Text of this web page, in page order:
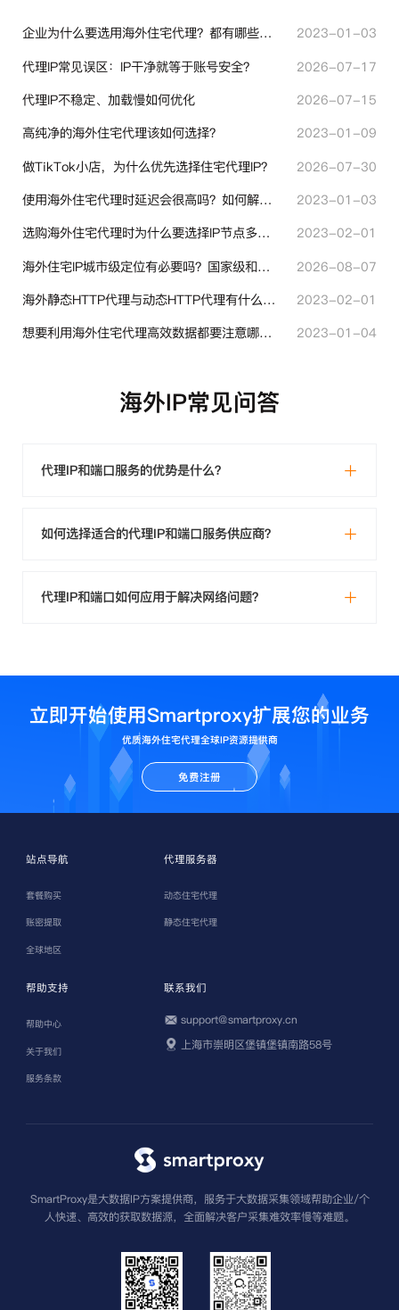
企业为什么要选用海外住宅代理？都有哪些帮助？
2023-01-03
代理IP常见误区：IP干净就等于账号安全？
2026-07-17
代理IP不稳定、加载慢如何优化
2026-07-15
高纯净的海外住宅代理该如何选择？
2023-01-09
做TikTok小店，为什么优先选择住宅代理IP？
2026-07-30
使用海外住宅代理时延迟会很高吗？如何解决？
2023-01-03
选购海外住宅代理时为什么要选择IP节点多的？有什么区别？
2023-02-01
海外住宅IP城市级定位有必要吗？国家级和城市级代理IP区别对比
2026-08-07
海外静态HTTP代理与动态HTTP代理有什么不同？
2023-02-01
想要利用海外住宅代理高效数据都要注意哪些地方？
2023-01-04
海外IP常见问答
代理IP和端口服务的优势是什么？
如何选择适合的代理IP和端口服务供应商？
代理IP和端口如何应用于解决网络问题？
立即开始使用Smartproxy扩展您的业务
优质海外住宅代理全球IP资源提供商
免费注册
站点导航
套餐购买
账密提取
全球地区
代理服务器
动态住宅代理
静态住宅代理
帮助支持
帮助中心
关于我们
服务条款
联系我们
support@smartproxy.cn
上海市崇明区堡镇堡镇南路58号
SmartProxy是大数据IP方案提供商，服务于大数据采集领域帮助企业/个
人快速、高效的获取数据源，全面解决客户采集难效率慢等难题。